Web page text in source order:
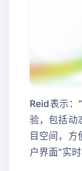
Reid表示：
验，包括动
目空间，方
户界面”实